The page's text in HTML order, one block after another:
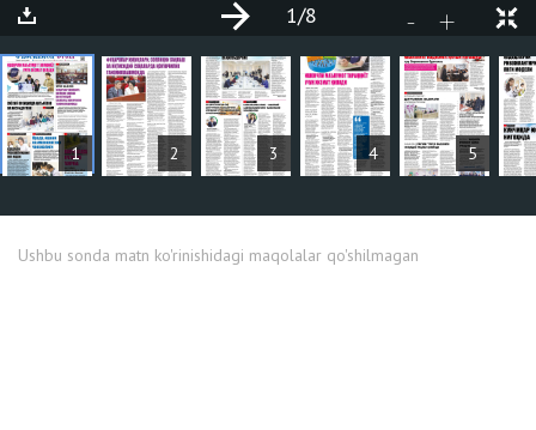
1 2 3 4 5
- +
1/8
MAQOLALAR
Ushbu sonda matn ko'rinishidagi maqolalar qo'shilmagan